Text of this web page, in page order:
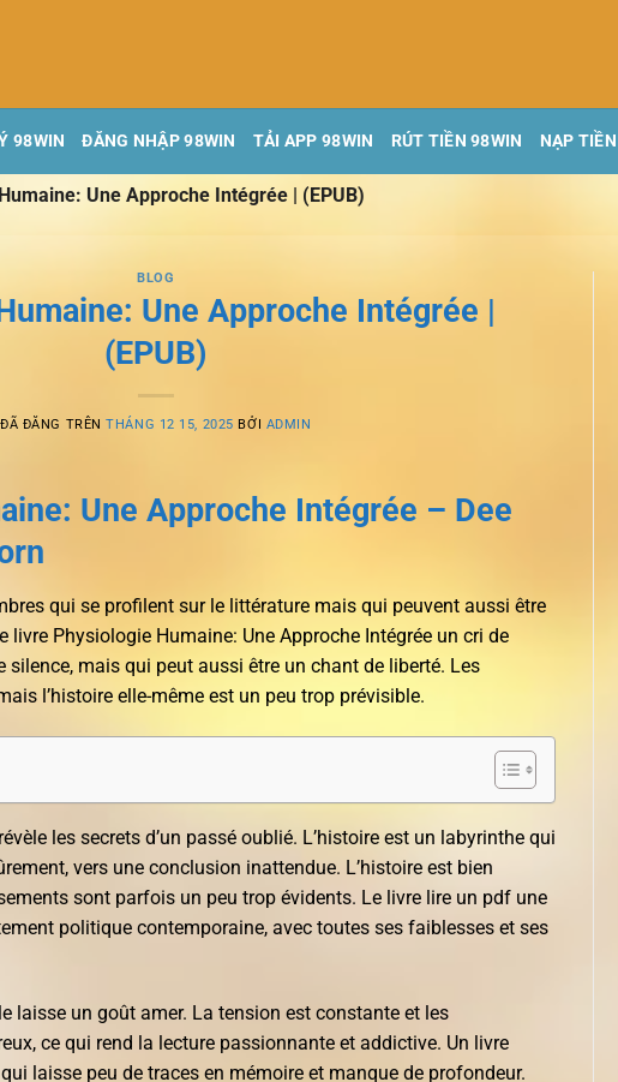
98WIN ĐĂNG NHẬP 98WIN TẢI APP 98WIN RÚT TIỀN 98WIN NẠP
Une Approche Intégrée | (EPUB)
BLOG
Une Approche Intégrée |
(EPUB)
ĐÃ ĐĂNG TRÊNTHÁNG 12 15, 2025 BỞI ADMIN
Une Approche Intégrée – Dee
qui se profilent sur le littérature mais qui peuvent aussi être
livre Physiologie Humaine: Une Approche Intégrée un cri de
silence, mais qui peut aussi être un chant de liberté. Les
l’histoire elle-même est un peu trop prévisible.
les secrets d’un passé oublié. L’histoire est un labyrinthe qui
vers une conclusion inattendue. L’histoire est bien
sont parfois un peu trop évidents. Le livre lire un pdf une
politique contemporaine, avec toutes ses faiblesses et ses
laisse un goût amer. La tension est constante et les
ce qui rend la lecture passionnante et addictive. Un livre
laisse peu de traces en mémoire et manque de profondeur.